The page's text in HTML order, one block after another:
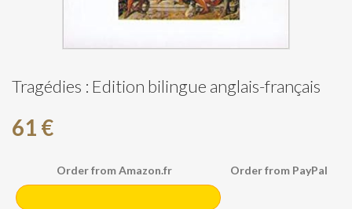
Tragédies : Edition bilingue anglais-français
61 €
Order from Amazon.fr Order from PayPal